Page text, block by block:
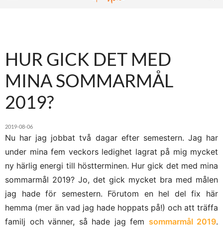
HUR GICK DET MED
MINA SOMMARMÅL
2019?
2019-08-06
Nu har jag jobbat två dagar efter semestern. Jag har
under mina fem veckors ledighet lagrat på mig mycket
ny härlig energi till höstterminen. Hur gick det med mina
sommarmål 2019? Jo, det gick mycket bra med målen
jag hade för semestern. Förutom en hel del fix här
hemma (mer än vad jag hade hoppats på!) och att träffa
familj och vänner, så hade jag fem sommarmål 2019.